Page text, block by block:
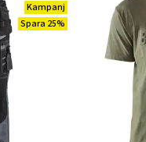
Kampanj
Spara 25%